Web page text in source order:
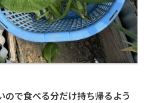
ので食べる分だけ持ち帰るよう